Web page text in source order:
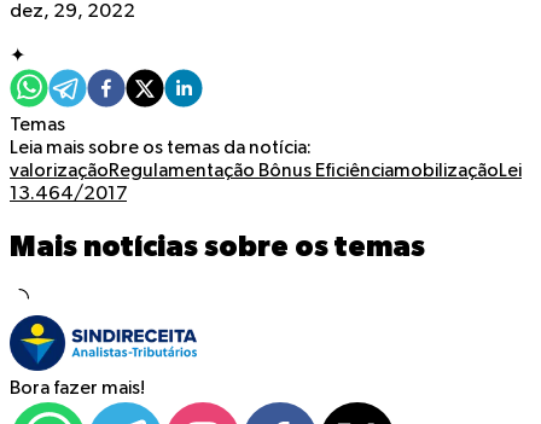
dez, 29, 2022
✦
Temas
Leia mais sobre os temas da notícia:
valorizaçãoRegulamentação Bônus EficiênciamobilizaçãoLei
13.464/2017
Mais notícias sobre os temas
Bora fazer mais!